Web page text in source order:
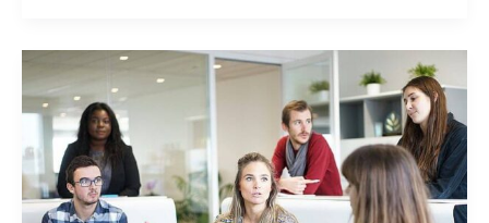
Propozycja
szkoleń
na
kwiecień
2019